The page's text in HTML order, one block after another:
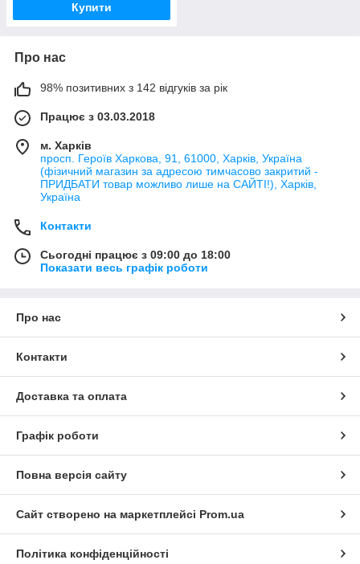
Купити
Про нас
98% позитивних з 142 відгуків за рік
Працює з 03.03.2018
м. Харків
просп. Героїв Харкова, 91, 61000, Харків, Україна
(фізичний магазин за адресою тимчасово закритий -
ПРИДБАТИ товар можливо лише на САЙТІ!), Харків,
Україна
Контакти
Сьогодні працює з 09:00 до 18:00
Показати весь графік роботи
Про нас
Контакти
Доставка та оплата
Графік роботи
Повна версія сайту
Сайт створено на маркетплейсі Prom.ua
Політика конфіденційності